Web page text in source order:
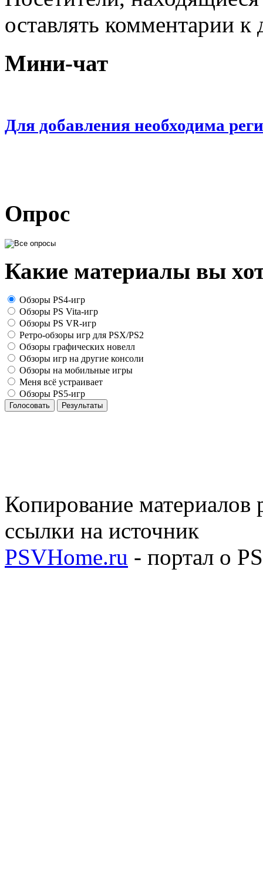
оставлять комментарии
Мини-чат
Для добавления необходима
Опрос
Какие материалы вы
Обзоры PS4-игр
Обзоры PS Vita-игр
Обзоры PS VR-игр
Ретро-обзоры игр для PSX/PS2
Обзоры графических новелл
Обзоры игр на другие консоли
Обзоры на мобильные игры
Меня всё устраивает
Обзоры PS5-игр
Голосовать Результаты
Копирование материалов
ссылки на источник
PSVHome.ru - портал о